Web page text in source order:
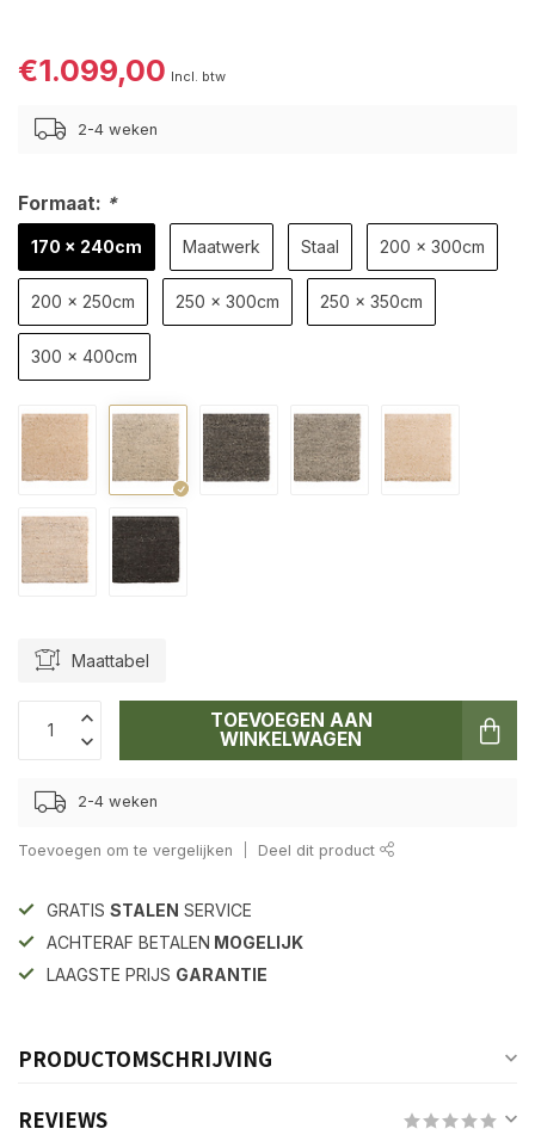
€1.099,00 Incl. btw
2-4 weken
Formaat: *
170 x 240cm Maatwerk Staal 200 x 300cm
200 x 250cm 250 x 300cm 250 x 350cm
300 x 400cm
Maattabel
TOEVOEGEN AAN
WINKELWAGEN
2-4 weken
Toevoegen om te vergelijken Deel dit product
GRATIS STALEN SERVICE
ACHTERAF BETALEN MOGELIJK
LAAGSTE PRIJS GARANTIE
PRODUCTOMSCHRIJVING
REVIEWS